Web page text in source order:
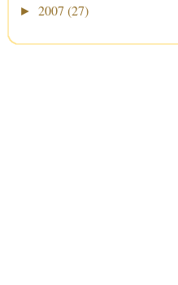
► 2007 (27)